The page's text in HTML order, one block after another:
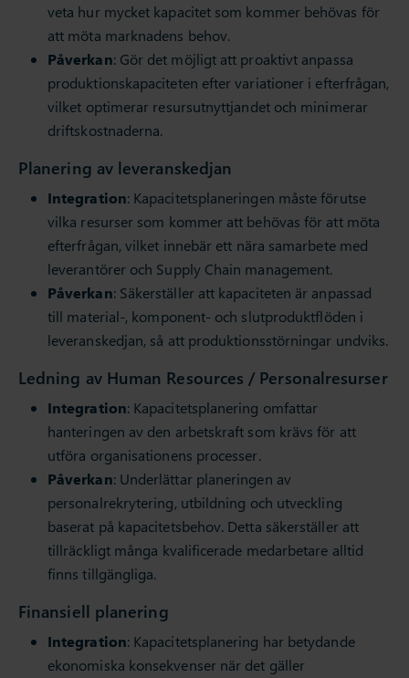
veta hur mycket kapacitet som kommer behövas för
att möta marknadens behov.
Påverkan: Gör det möjligt att proaktivt anpassa
produktionskapaciteten efter variationer i efterfrågan,
vilket optimerar resursutnyttjandet och minimerar
driftskostnaderna.
Planering av leveranskedjan
Integration: Kapacitetsplaneringen måste förutse
vilka resurser som kommer att behövas för att möta
efterfrågan, vilket innebär ett nära samarbete med
leverantörer och Supply Chain management.
Påverkan: Säkerställer att kapaciteten är anpassad
till material-, komponent- och slutproduktflöden i
leveranskedjan, så att produktionsstörningar undviks.
Ledning av Human Resources / Personalresurser
Integration: Kapacitetsplanering omfattar
hanteringen av den arbetskraft som krävs för att
utföra organisationens processer.
Påverkan: Underlättar planeringen av
personalrekrytering, utbildning och utveckling
baserat på kapacitetsbehov. Detta säkerställer att
tillräckligt många kvalificerade medarbetare alltid
finns tillgängliga.
Finansiell planering
Integration: Kapacitetsplanering har betydande
ekonomiska konsekvenser när det gäller